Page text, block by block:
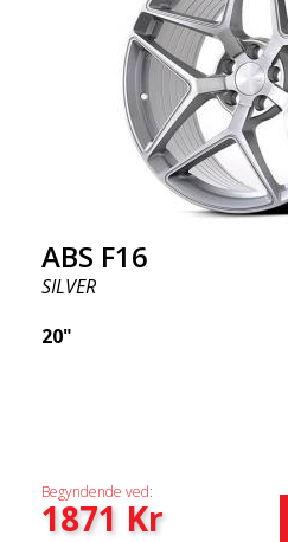
ABS F16
SILVER
20"
Begyndende ved:
1871 Kr